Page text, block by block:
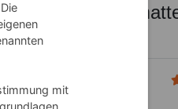
cm
mit